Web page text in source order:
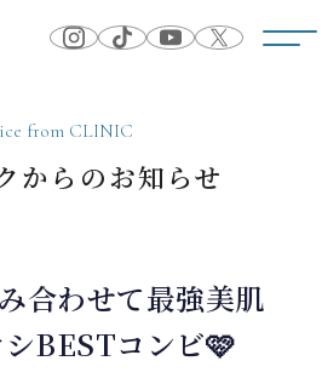
from CLINIC
からのお知らせ
合わせて最強美肌
BESTコンビ🩷